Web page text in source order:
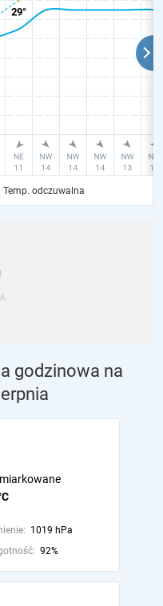
Temp. odczuwalna
godzinowa na
1019 hPa
92%